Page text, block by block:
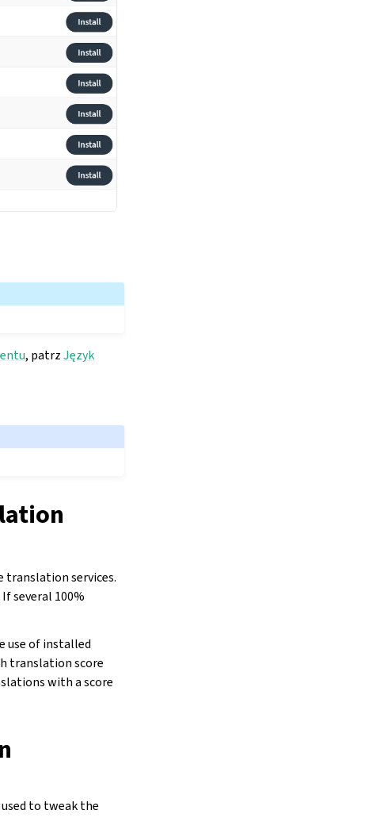
, patrzJęzyk
translation services.
several 100%
use of installed
translation score
with a score
to tweak the